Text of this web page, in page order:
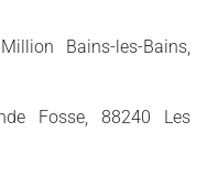
Bains-les-Bains,
Fosse, 88240 Les